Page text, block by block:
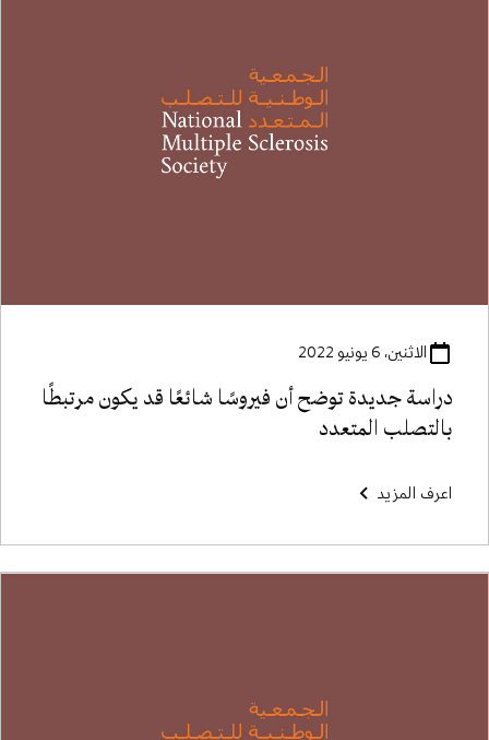
الاثنين، 6 يونيو 2022
دراسة جديدة توضح أن فيروسًا شائعًا قد يكون مرتبطًا
بالتصلب المتعدد
اعرف المزيد